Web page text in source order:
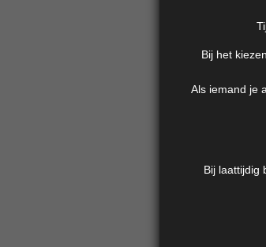
Bij het
Als iemand je
Bij laattijdig